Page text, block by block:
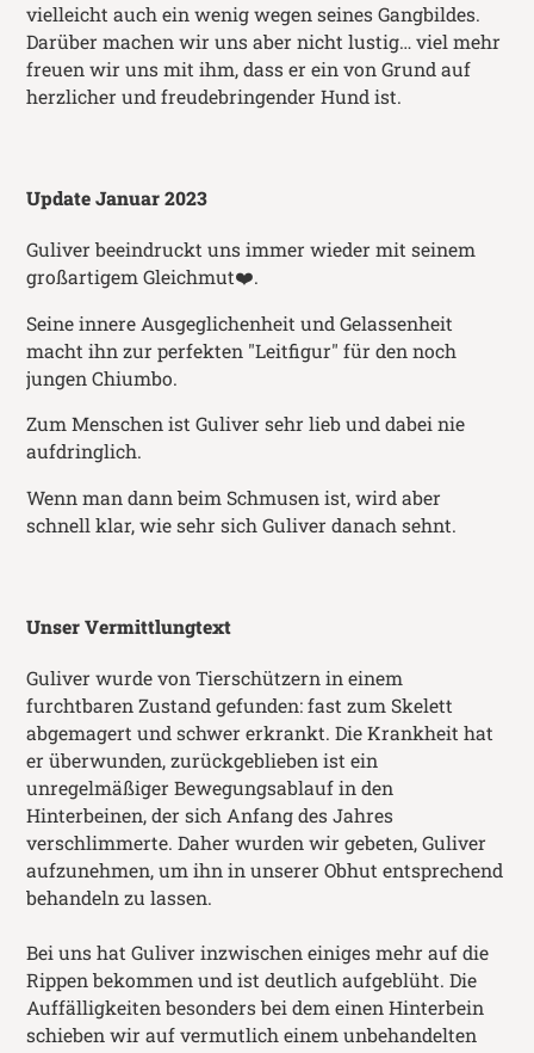
vielleicht auch ein wenig wegen seines Gangbildes.
Darüber machen wir uns aber nicht lustig… viel mehr
freuen wir uns mit ihm, dass er ein von Grund auf
herzlicher und freudebringender Hund ist.
Update Januar 2023
Guliver beeindruckt uns immer wieder mit seinem
großartigem Gleichmut❤️.
Seine innere Ausgeglichenheit und Gelassenheit
macht ihn zur perfekten "Leitfigur" für den noch
jungen Chiumbo.
Zum Menschen ist Guliver sehr lieb und dabei nie
aufdringlich.
Wenn man dann beim Schmusen ist, wird aber
schnell klar, wie sehr sich Guliver danach sehnt.
Unser Vermittlungtext
Guliver wurde von Tierschützern in einem
furchtbaren Zustand gefunden: fast zum Skelett
abgemagert und schwer erkrankt. Die Krankheit hat
er überwunden, zurückgeblieben ist ein
unregelmäßiger Bewegungsablauf in den
Hinterbeinen, der sich Anfang des Jahres
verschlimmerte. Daher wurden wir gebeten, Guliver
aufzunehmen, um ihn in unserer Obhut entsprechend
behandeln zu lassen.
Bei uns hat Guliver inzwischen einiges mehr auf die
Rippen bekommen und ist deutlich aufgeblüht. Die
Auffälligkeiten besonders bei dem einen Hinterbein
schieben wir auf vermutlich einem unbehandelten